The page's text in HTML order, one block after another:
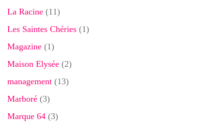
La Racine (11)
Les Saintes Chéries (1)
Magazine (1)
Maison Elysée (2)
management (13)
Marboré (3)
Marque 64 (3)